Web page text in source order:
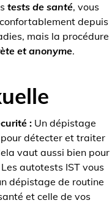
tests de santé, vous
depuis
mais la procédure
et anonyme.
:Un dépistage
détecter et traiter
vaut aussi bien pour
autotests IST vous
dépistage de routine
et celle de vos